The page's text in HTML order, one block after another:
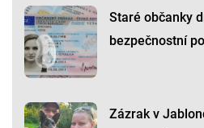
Staré občanky
bezpečnostní
Zázrak v